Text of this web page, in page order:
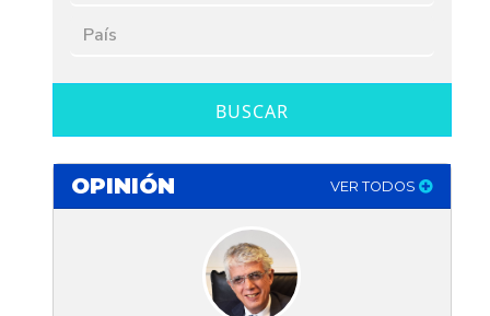
BUSCAR
OPINIÓN VER TODOS